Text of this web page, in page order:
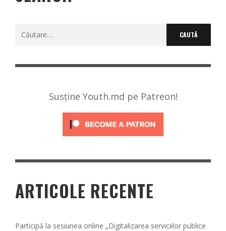
Susține Youth.md pe Patreon!
ARTICOLE RECENTE
Participă la sesiunea online „Digitalizarea serviciilor publice